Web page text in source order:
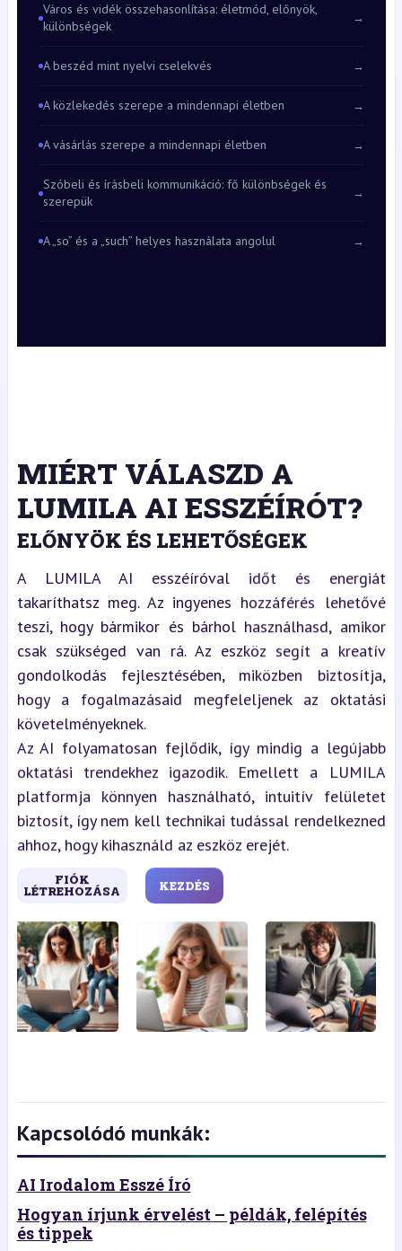
Város és vidék összehasonlítása: életmód, előnyök,
különbségek
→
A beszéd mint nyelvi cselekvés →
A közlekedés szerepe a mindennapi életben →
A vásárlás szerepe a mindennapi életben →
Szóbeli és írásbeli kommunikáció: fő különbségek és
szerepük
→
A „so” és a „such” helyes használata angolul →
MIÉRT VÁLASZD A
LUMILA AI ESSZÉÍRÓT?
ELŐNYÖK ÉS LEHETŐSÉGEK
A LUMILA AI esszéíróval időt és energiát
takaríthatsz meg. Az ingyenes hozzáférés lehetővé
teszi, hogy bármikor és bárhol használhasd, amikor
csak szükséged van rá. Az eszköz segít a kreatív
gondolkodás fejlesztésében, miközben biztosítja,
hogy a fogalmazásaid megfeleljenek az oktatási
követelményeknek.
Az AI folyamatosan fejlődik, így mindig a legújabb
oktatási trendekhez igazodik. Emellett a LUMILA
platformja könnyen használható, intuitív felületet
biztosít, így nem kell technikai tudással rendelkezned
ahhoz, hogy kihasználd az eszköz erejét.
FIÓK
LÉTREHOZÁSA KEZDÉS
Kapcsolódó munkák:
AI Irodalom Esszé Író
Hogyan írjunk érvelést – példák, felépítés
és tippek